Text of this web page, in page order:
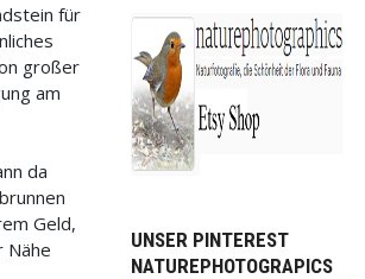
für
großer
am
da
Geld,
Nähe
UNSER PINTEREST
NATUREPHOTOGRAPICS